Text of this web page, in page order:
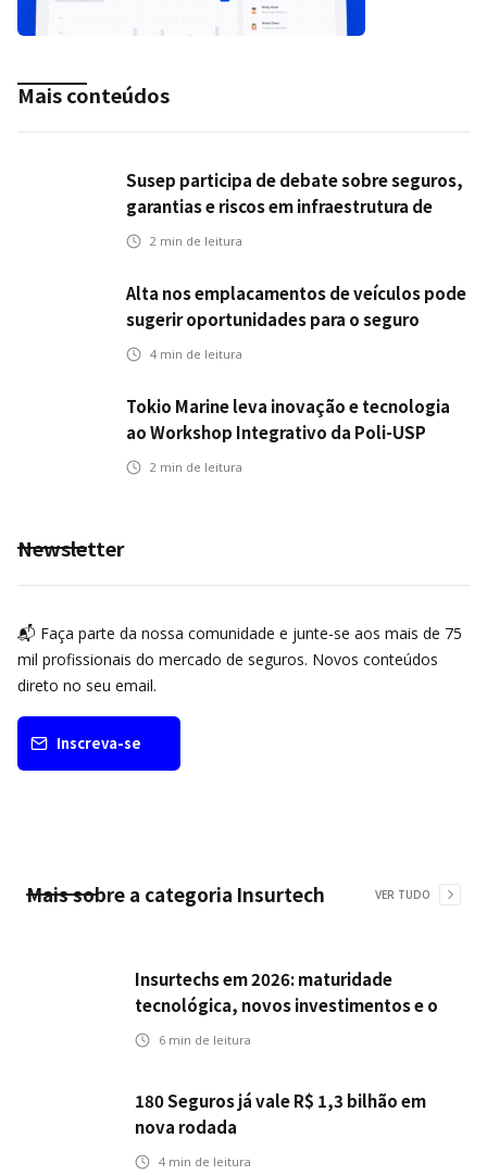
Mais conteúdos
Susep participa de debate sobre seguros,
garantias e riscos em infraestrutura de
transportes
2 min de leitura
Alta nos emplacamentos de veículos pode
sugerir oportunidades para o seguro
automotivo
4 min de leitura
Tokio Marine leva inovação e tecnologia
ao Workshop Integrativo da Poli-USP
2 min de leitura
Newsletter
📬 Faça parte da nossa comunidade e junte-se aos mais de 75
mil profissionais do mercado de seguros. Novos conteúdos
direto no seu email.
Inscreva-se
Mais sobre a categoria Insurtech VER TUDO
Insurtechs em 2026: maturidade
tecnológica, novos investimentos e o
teste da resiliência
6 min de leitura
180 Seguros já vale R$ 1,3 bilhão em
nova rodada
4 min de leitura